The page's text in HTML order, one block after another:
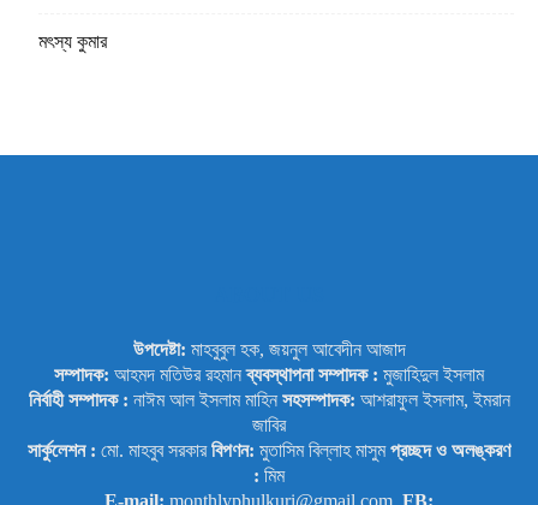
মৎস্য কুমার
উপদেষ্টা: মাহবুবুল হক, জয়নুল আবেদীন আজাদ
সম্পাদক: আহমদ মতিউর রহমানব্যবস্থাপনা সম্পাদক : মুজাহিদুল ইসলাম
নির্বাহী সম্পাদক : নাঈম আল ইসলাম মাহিন সহসম্পাদক: আশরাফুল ইসলাম, ইমরান
জাবির
সার্কুলেশন : মো. মাহবুব সরকারবিপণন: মুতাসিম বিল্লাহ মাসুমপ্রচ্ছদ ও অলঙ্করণ
: মিম
E-mail: monthlyphulkuri@gmail.com, FB: